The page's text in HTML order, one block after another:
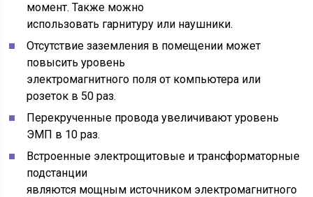
момент. Также можно
использовать гарнитуру или наушники.
Отсутствие заземления в помещении может
повысить уровень
электромагнитного поля от компьютера или
розеток в 50 раз.
Перекрученные провода увеличивают уровень
ЭМП в 10 раз.
Встроенные электрощитовые и трансформаторные
подстанции
являются мощным источником электромагнитного